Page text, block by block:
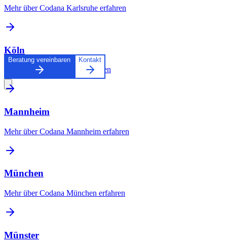
Beratung vereinbaren Kontakt
Mehr über Codana Karlsruhe erfahren
Köln
Mehr über Codana erfahren
Mannheim
Mehr über Codana Mannheim erfahren
München
Mehr über Codana München erfahren
Münster